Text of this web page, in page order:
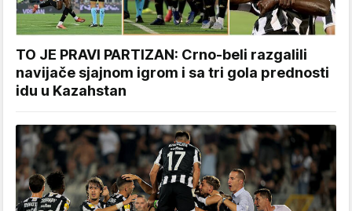
TO JE PRAVI PARTIZAN: Crno-beli razgalili
navijače sjajnom igrom i sa tri gola prednosti
idu u Kazahstan